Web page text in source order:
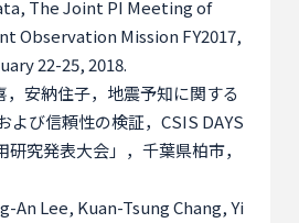
The Joint PI Meeting of
Observation Mission FY2017,
22-25, 2018.
安納住子，地震予知に関する
よび信頼性の検証， CSIS DAYS
研究発表大会」，千葉県柏市，
An Lee, Kuan-Tsung Chang, Yi